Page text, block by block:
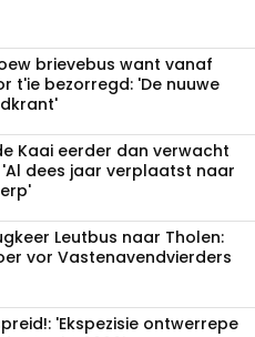
brievebus want vanaf
t'ie bezorregd: 'De nuuwe
Kaai eerder dan verwacht
'Al dees jaar verplaatst naar
Leutbus naar Tholen:
vor Vastenavendvierders
'Ekspezisie ontwerrepe